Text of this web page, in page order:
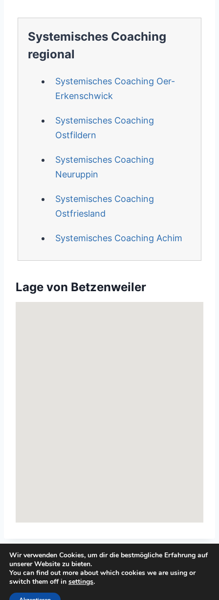
Systemisches Coaching
regional
Systemisches Coaching Oer-
Erkenschwick
Systemisches Coaching
Ostfildern
Systemisches Coaching
Neuruppin
Systemisches Coaching
Ostfriesland
Systemisches Coaching Achim
Lage von Betzenweiler
© 2026 Top-Systemisches-Coaching.de
Wir verwenden Cookies, um dir die bestmögliche Erfahrung auf
unserer Website zu bieten.
You can find out more about which cookies we are using or
switch them off in settings.